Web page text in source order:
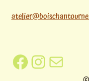
Facebook
Instagram
E-mail